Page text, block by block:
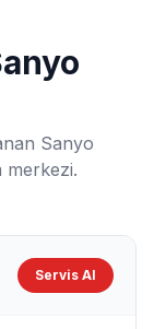
Sanyo
merkezi.
Servis Al